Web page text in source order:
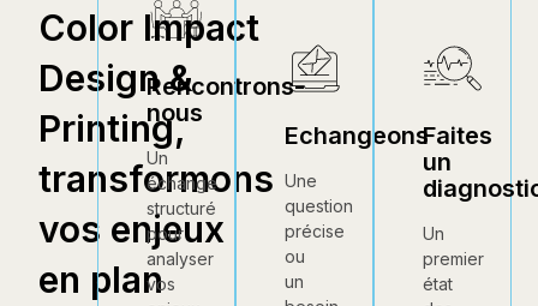
Color Impact
Design &
Printing,
transformons
vos enjeux
en plan
Rencontrons-
nous
Un
échange
structuré
pour
analyser
vos
Echangeons
Une
question
précise
ou
un
Faites
un
Un
premier
état